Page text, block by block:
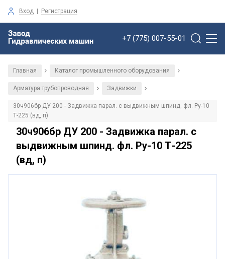
Вход | Регистрация
+7 (775) 007-55-01
Главная / Каталог промышленного оборудования /
Арматура трубопроводная / Задвижки /
30ч906бр ДУ 200 - Задвижка парал. с выдвижным шпинд. фл. Ру-10
Т-225 (вд, п)
30ч906бр ДУ 200 - Задвижка парал. с
выдвижным шпинд. фл. Ру-10 Т-225
(вд, п)